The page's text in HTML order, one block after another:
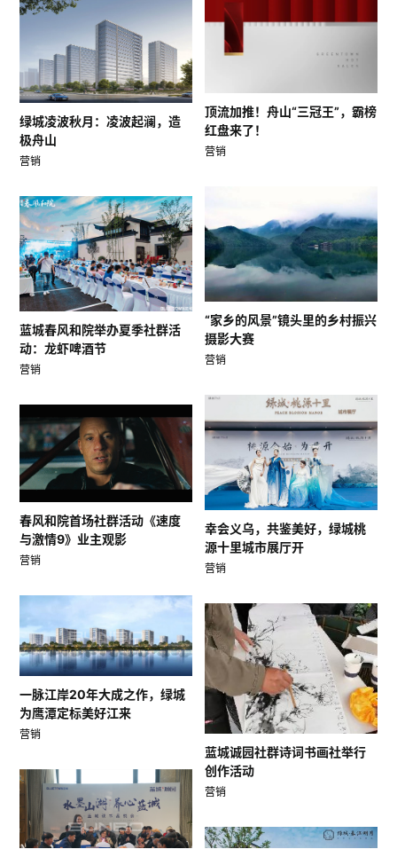
顶流加推！舟山“三冠王”，霸榜
红盘来了！
营销
绿城凌波秋月：凌波起澜，造
极舟山
营销
“家乡的风景”镜头里的乡村振兴
摄影大赛
营销
蓝城春风和院举办夏季社群活
动：龙虾啤酒节
营销
幸会义乌，共鉴美好，绿城桃
源十里城市展厅开
营销
春风和院首场社群活动《速度
与激情9》业主观影
营销
一脉江岸20年大成之作，绿城
为鹰潭定标美好江来
营销
蓝城诚园社群诗词书画社举行
创作活动
营销